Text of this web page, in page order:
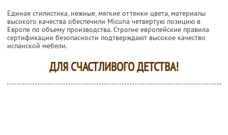
Единая стилистика, нежные, мягкие оттенки цвета, материалы
высокого качества обеспечили Micuna четвертую позицию в
Европе по объему производства. Строгие европейские правила
сертификации безопасности подтверждают высокое качество
испанской мебели.
ДЛЯ СЧАСТЛИВОГО ДЕТСТВА!